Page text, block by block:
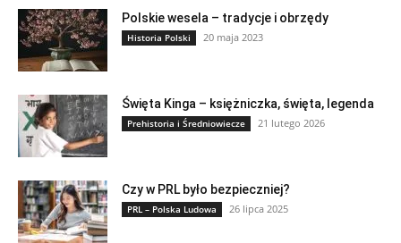
Polskie wesela – tradycje i obrzędy
Historia Polski 20 maja 2023
Święta Kinga – księżniczka, święta, legenda
Prehistoria i Średniowiecze 21 lutego 2026
Czy w PRL było bezpieczniej?
PRL – Polska Ludowa 26 lipca 2025